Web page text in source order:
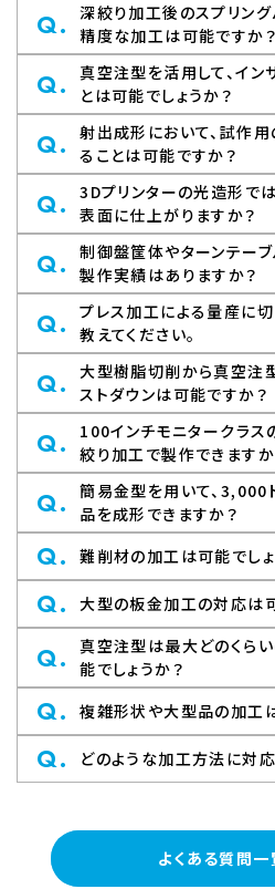
Q.
深絞り加工後のスプリン
精度な加工は可能ですか？
Q.
真空注型を活用して、イン
とは可能でしょうか？
Q.
射出成形において、試作
ることは可能ですか？
Q.
3Dプリンターの光造形で
表面に仕上がりますか？
Q.
制御盤筐体やターンテー
製作実績はありますか？
Q.
プレス加工による量産に
教えてください。
Q.
大型樹脂切削から真空注
ストダウンは可能ですか？
Q.
100インチモニタークラス
絞り加工で製作できますか
Q.
簡易金型を用いて、3,000
品を成形できますか？
Q. 難削材の加工は可能でしょ
Q. 大型の板金加工の対応は
Q.
真空注型は最大どのくら
能でしょうか？
Q. 複雑形状や大型品の加工
Q. どのような加工方法に対
よくある質問